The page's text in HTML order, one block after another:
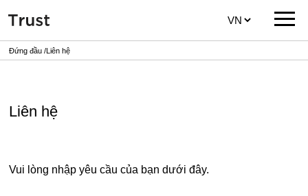
Đứng đầu Liên hệ
Liên hệ
Vui lòng nhập yêu cầu của bạn dưới đây.